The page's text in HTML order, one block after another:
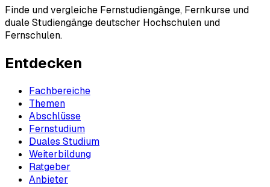
Finde und vergleiche Fernstudiengänge, Fernkurse und
duale Studiengänge deutscher Hochschulen und
Fernschulen.
Entdecken
Fachbereiche
Themen
Abschlüsse
Fernstudium
Duales Studium
Weiterbildung
Ratgeber
Anbieter